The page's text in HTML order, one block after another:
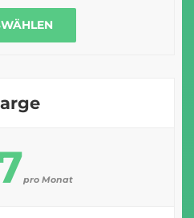
pro Monat